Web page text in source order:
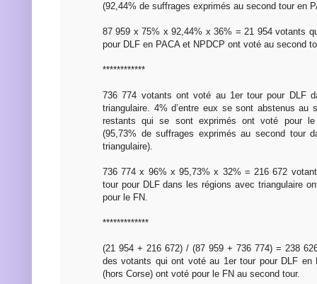
(92,44% de suffrages exprimés au second tour en
87 959 x 75% x 92,44% x 36% = 21 954 votants
pour DLF en PACA et NPDCP ont voté au second
************
736 774 votants ont voté au 1er tour pour DLF
triangulaire. 4% d’entre eux se sont abstenus au
restants qui se sont exprimés ont voté pour
(95,73% de suffrages exprimés au second tour
triangulaire).
736 774 x 96% x 95,73% x 32% = 216 672
tour pour DLF dans les régions avec triangulaire
pour le FN.
*************
(21 954 + 216 672) / (87 959 + 736 774) = 238
des votants qui ont voté au 1er tour pour DLF en
(hors Corse) ont voté pour le FN au second tour.